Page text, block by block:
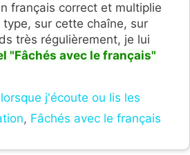
français correct et multiplie
sur cette chaîne, sur
très régulièrement, je lui
"Fâchés avec le français"
j'écoute ou lis les
, Fâchés avec le français